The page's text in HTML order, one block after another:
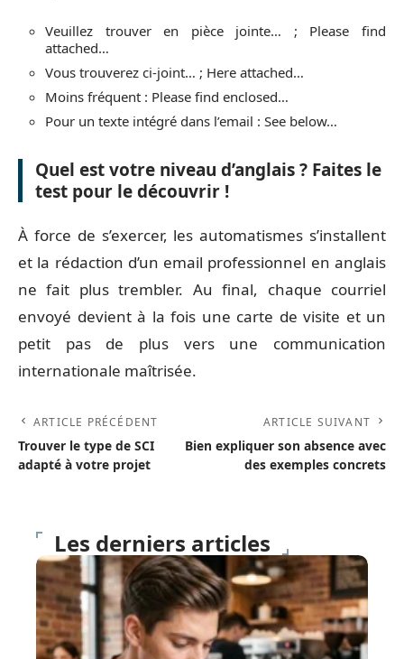
Veuillez trouver en pièce jointe… ; Please find
attached…
Vous trouverez ci-joint… ; Here attached…
Moins fréquent : Please find enclosed…
Pour un texte intégré dans l’email : See below…
Quel est votre niveau d’anglais ? Faites le
test pour le découvrir !
À force de s’exercer, les automatismes s’installent
et la rédaction d’un email professionnel en anglais
ne fait plus trembler. Au final, chaque courriel
envoyé devient à la fois une carte de visite et un
petit pas de plus vers une communication
internationale maîtrisée.
ARTICLE PRÉCÉDENT
Trouver le type de SCI
adapté à votre projet
ARTICLE SUIVANT
Bien expliquer son absence avec
des exemples concrets
Les derniers articles